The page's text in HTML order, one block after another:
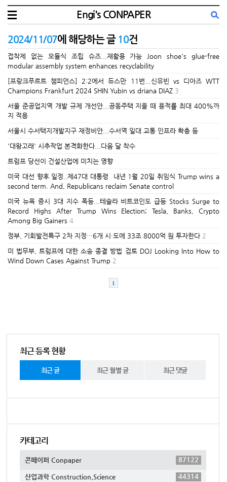
Engi's CONPAPER
2024/11/07에 해당하는 글 10건
접착제 없는 모듈식 조립 슈즈...재활용 가능 Joon shoe's glue-free
modular assembly system enhances recyclability
[프랑크푸르트 챔피언스] 2:2에서 듀스만 11번...신유빈 vs 디아즈 WTT
Champions Frankfurt 2024 SHIN Yubin vs driana DIAZ 3
서울 준공업지역 개발 규제 개선안...공동주택 지을 때 용적률 최대 400%까
지 적용
서울시 수서택지개발지구 재정비안...수서역 일대 교통 인프라 확충 등
'대왕고래' 시추작업 본격화한다...다음 달 착수
트럼프 당선이 건설산업에 미치는 영향
미국 대선 향후 일정..제47대 대통령 내년 1월 20일 취임식 Trump wins a
second term. And, Republicans reclaim Senate control
미국 뉴욕 증시 3대 지수 폭등...테슬라 비트코인도 급등 Stocks Surge to
Record Highs After Trump Wins Election; Tesla, Banks, Crypto
Among Big Gainers 4
정부, 기회발전특구 2차 지정…6개 시·도에 33조 8000억 원 투자한다 2
미 법무부, 트럼프에 대한 소송 종결 방법 검토 DOJ Looking Into How to
Wind Down Cases Against Trump 2
1
최근 등록 현황
최근 글 최근 월별 글 최근 댓글
카테고리
콘페이퍼 Conpaper 87122
산업과학 Construction,Science
44314